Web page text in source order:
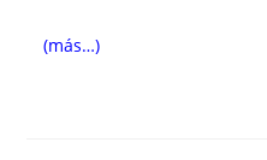
(más…)